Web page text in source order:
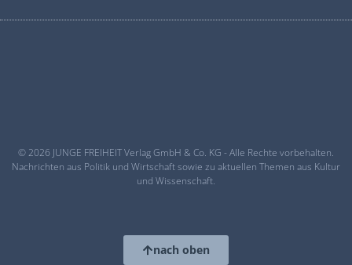
© 2026 JUNGE FREIHEIT Verlag GmbH & Co. KG - Alle Rechte vorbehalten.
Nachrichten aus Politik und Wirtschaft sowie zu aktuellen Themen aus Kultur
und Wissenschaft.
nach oben